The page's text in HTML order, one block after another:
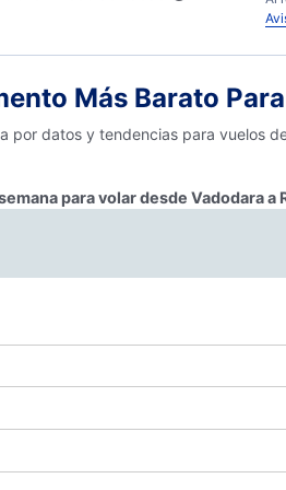
Más Barato
por datos y tendencias para vuelos
para volar desde Vadodara a